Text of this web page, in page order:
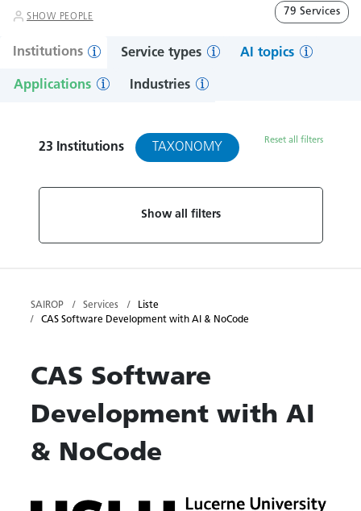
SHOW PEOPLE 79 Services
Institutions Service types AI topics
Applications Industries
23 Institutions TAXONOMY
Reset all filters
Show all filters
SAIROP Services
Liste
CAS Software Development with AI & NoCode
CAS Software
Development with AI
& NoCode